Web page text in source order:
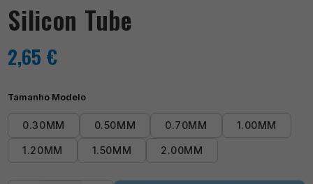
Silicon Tube
2,65 €
Tamanho Modelo
0.30MM 0.50MM 0.70MM 1.00MM
1.20MM 1.50MM 2.00MM